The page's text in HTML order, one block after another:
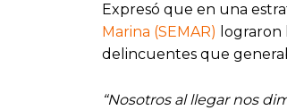
Expresó que en una
Marina (SEMAR)
delincuentes que
“Nosotros al llegar nos